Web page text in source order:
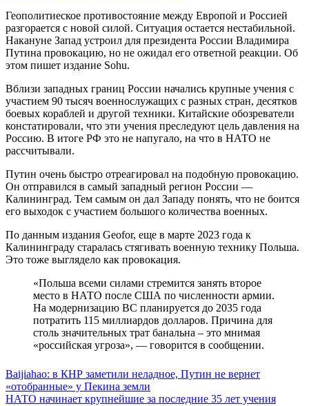
Геополитиеское противостояние между Европой и Россией
разгорается с новой силой. Ситуация остается нестабильной.
Накануне Запад устроил для президента России Владимира
Путина провокацию, но не ожидал его ответной реакции. Об
этом пишет издание Sohu.
Вблизи западных границ России начались крупные учения с
участием 90 тысяч военнослужащих с разных стран, десятков
боевых кораблей и другой техники. Китайские обозреватели
констатировали, что эти учения преследуют цель давления на
Россию. В итоге РФ это не напугало, на что в НАТО не
рассчитывали.
Путин очень быстро отреагировал на подобную провокацию.
Он отправился в самый западный регион России —
Калининград. Тем самым он дал Западу понять, что не боится
его выходок с участием большого количества военных.
По данным издания Geofor, еще в марте 2023 года к
Калининграду старалась стягивать военную технику Польша.
Это тоже выглядело как провокация.
«Польша всеми силами стремится занять второе
место в НАТО после США по численности армии.
На модернизацию ВС планируется до 2035 года
потратить 115 миллиардов долларов. Причина для
столь значительных трат банальна – это мнимая
«российская угроза», — говорится в сообщении.
Навигация
по
Baijiahao: в КНР заметили неладное, Путин не вернет
«отобранные» у Пекина земли
НАТО начинает крупнейшие за последние 35 лет учения